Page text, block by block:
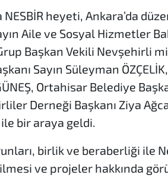
heyeti, Ankara’da
Aile ve Sosyal Hizmetler
Başkan Vekili Nevşehirli
Sayın Süleyman
Ortahisar Belediye
Derneği Başkanı Ziya
bir araya geldi.
birlik ve beraberliği ile
ve projeler hakkında